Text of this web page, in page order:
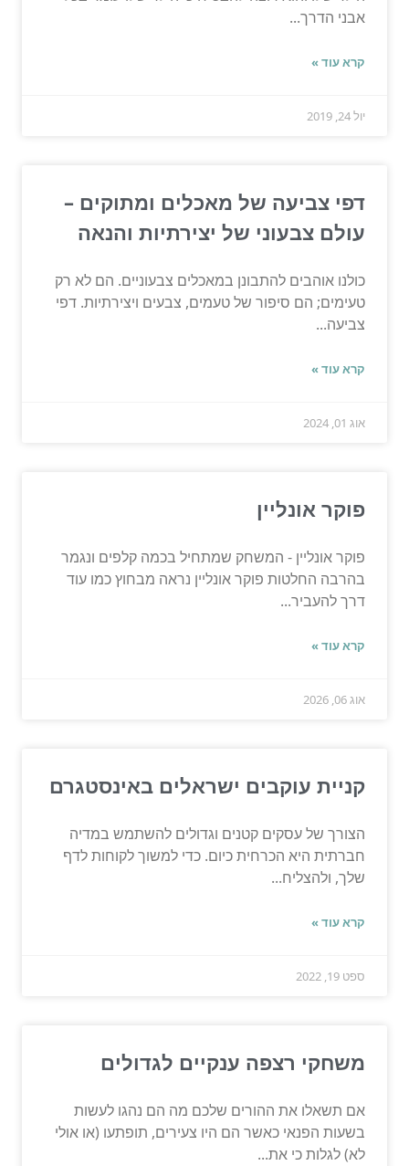
אבני הדרך...
קרא עוד »
יול 24, 2019
דפי צביעה של מאכלים ומתוקים –
עולם צבעוני של יצירתיות והנאה
כולנו אוהבים להתבונן במאכלים צבעוניים. הם לא רק
טעימים; הם סיפור של טעמים, צבעים ויצירתיות. דפי
צביעה...
קרא עוד »
אוג 01, 2024
פוקר אונליין
פוקר אונליין - המשחק שמתחיל בכמה קלפים ונגמר
בהרבה החלטות פוקר אונליין נראה מבחוץ כמו עוד
דרך להעביר...
קרא עוד »
אוג 06, 2026
קניית עוקבים ישראלים באינסטגרם
הצורך של עסקים קטנים וגדולים להשתמש במדיה
חברתית היא הכרחית כיום. כדי למשוך לקוחות לדף
שלך, ולהצליח...
קרא עוד »
ספט 19, 2022
משחקי רצפה ענקיים לגדולים
אם תשאלו את ההורים שלכם מה הם נהגו לעשות
בשעות הפנאי כאשר הם היו צעירים, תופתעו (או אולי
לא) לגלות כי את...